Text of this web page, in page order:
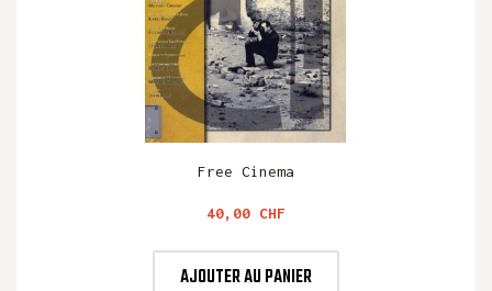
Free Cinema
Prix
40,00 CHF
AJOUTER AU PANIER